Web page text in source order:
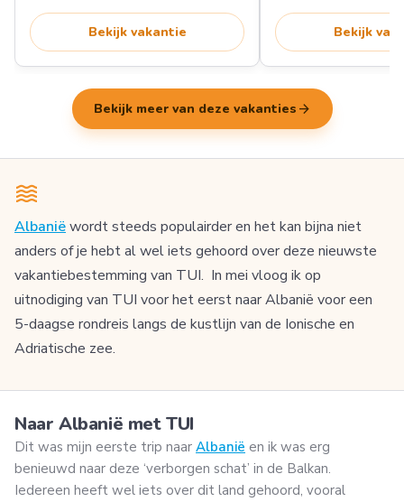
Bekijk vakantie Bekijk
Bekijk meer van deze vakanties arrow_forward
Albaniëwordt steeds populairder en het kan bijna niet
anders of je hebt al wel iets gehoord over deze nieuwste
vakantiebestemming van TUI. In mei vloog ik op
uitnodiging van TUI voor het eerst naar Albanië voor een
5-daagse rondreis langs de kustlijn van de Ionische en
Adriatische zee.
Naar Albanië met TUI
Dit was mijn eerste trip naar Albanië en ik was erg
benieuwd naar deze ‘verborgen schat’ in de Balkan.
Iedereen heeft wel iets over dit land gehoord, vooral